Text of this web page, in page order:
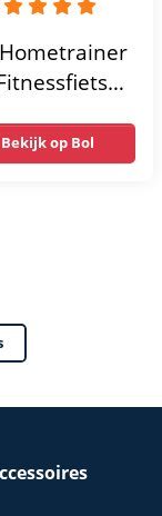
–
Vering &
– Extra
Stil –
Bekijk op Bol